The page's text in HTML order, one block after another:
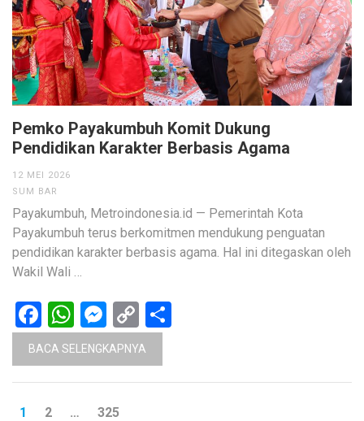
Pemko Payakumbuh Komit Dukung
Pendidikan Karakter Berbasis Agama
12 MEI 2026
SUM BAR
Payakumbuh, Metroindonesia.id — Pemerintah Kota
Payakumbuh terus berkomitmen mendukung penguatan
pendidikan karakter berbasis agama. Hal ini ditegaskan oleh
Wakil Wali …
Facebook
WhatsApp
Messenger
Copy
Link
BACA SELENGKAPNYA
Paginasi
HALAMAN
1 HALAMAN
2 … HALAMAN
325